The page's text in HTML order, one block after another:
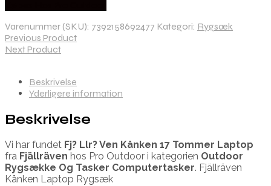
Varenummer (SKU): 7392158692477 Kategori: Rygsæk
Previous Product
Next Product
Beskrivelse
Yderligere information
Beskrivelse
Vi har fundet Fj? Llr? Ven Kånken 17 Tommer Laptop
fra Fjällräven hos Pro Outdoor i kategorien Outdoor
Rygsække Og Tasker Computertasker. Fjällräven
Kånken Laptop Rygsæk